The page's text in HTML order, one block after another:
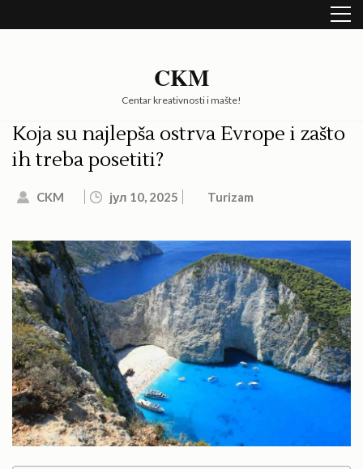
to
CKM
Centar kreativnosti i mašte!
Koja su najlepša ostrva Evrope i zašto
ih treba posetiti?
CKM јул 10, 2025 Turizam